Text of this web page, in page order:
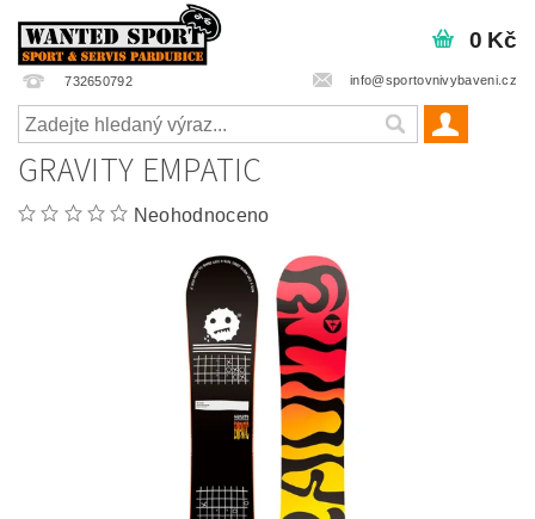
732650792 info@sportovnivybaveni.cz
0 Kč
GRAVITY EMPATIC
Neohodnoceno